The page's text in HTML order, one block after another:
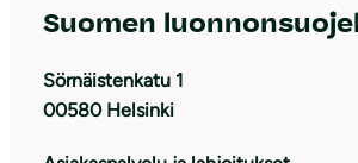
Suomen
Sörnäistenkatu 1
00580 Helsinki